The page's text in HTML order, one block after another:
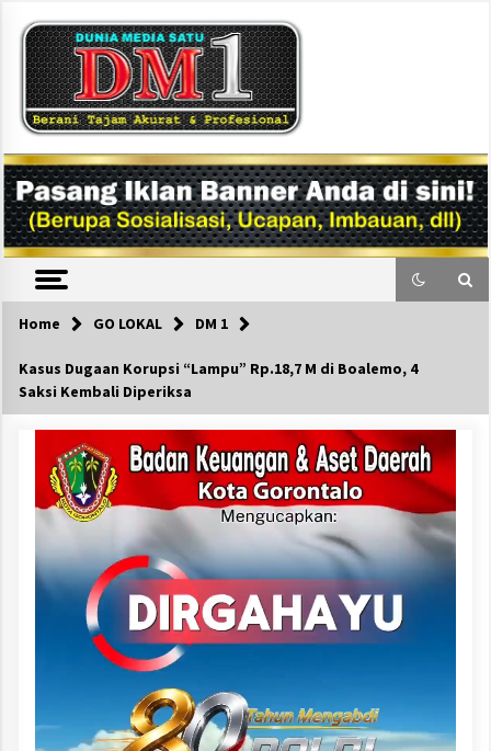
content
DM1
Home GO LOKAL DM 1
Kasus Dugaan Korupsi “Lampu” Rp.18,7 M di Boalemo, 4
Saksi Kembali Diperiksa